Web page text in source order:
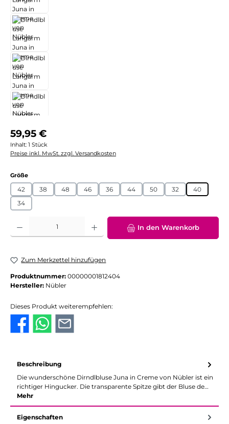
Regulärer Preis:
59,95 €
Inhalt: 1 Stück
Preise inkl. MwSt. zzgl. Versandkosten
Größeauswählen
42 38 48 46 36 44 50 32
40
34
Produkt Anzahl: Gib den gewünschten Wert ein oder benutze die
In den Warenkorb
Zum Merkzettel hinzufügen
Produktnummer: 00000001812404
Hersteller: Nübler
Dieses Produkt weiterempfehlen:
Beschreibung
Die wunderschöne Dirndlbluse Juna in Creme von Nübler ist ein
richtiger Hingucker. Die transparente Spitze gibt der Bluse de…
Mehr
Eigenschaften